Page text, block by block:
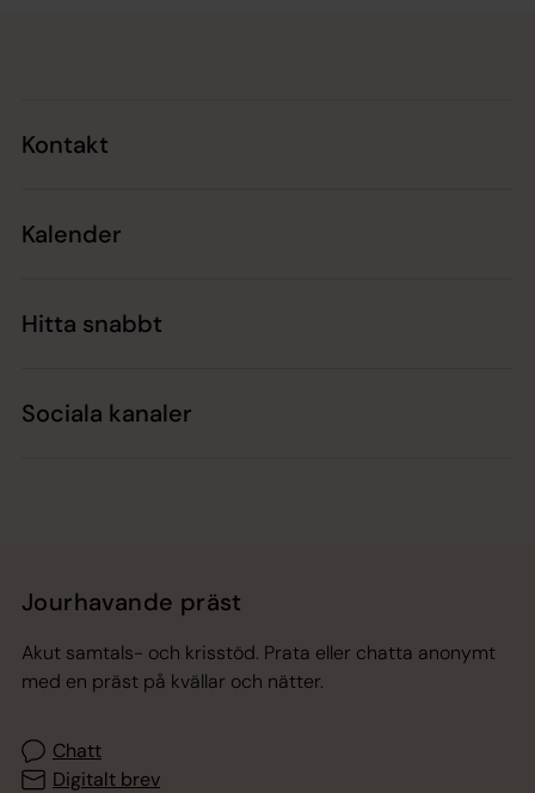
Kontakt
Kalender
Hitta snabbt
Sociala kanaler
Jourhavande präst
Akut samtals- och krisstöd. Prata eller chatta anonymt
med en präst på kvällar och nätter.
Chatt
Digitalt brev